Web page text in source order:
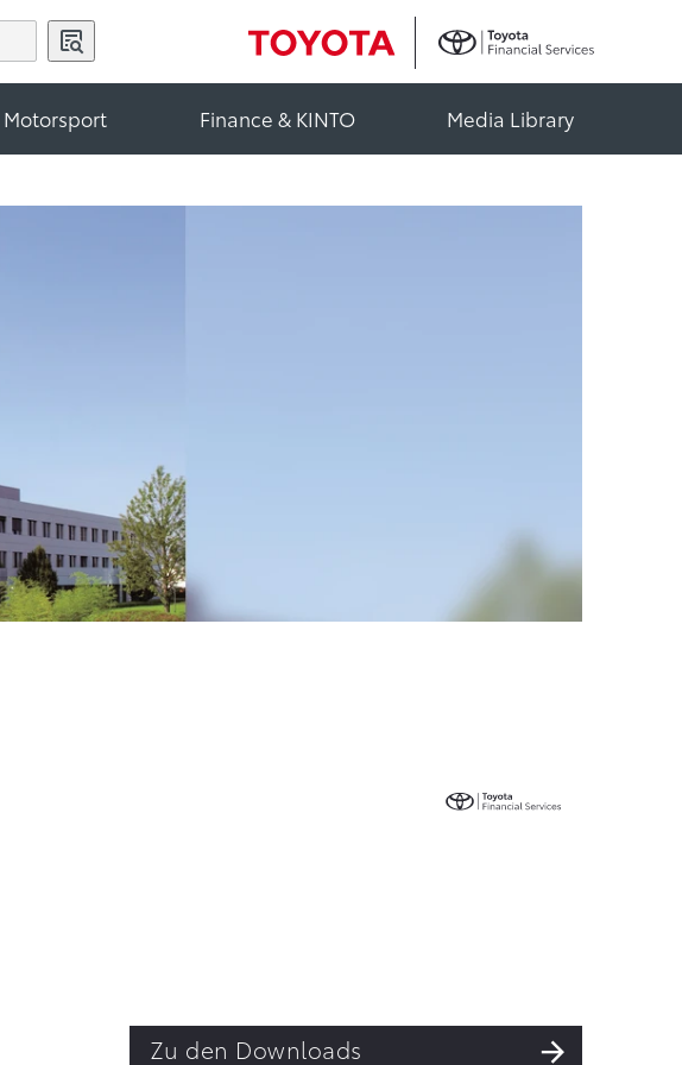
Motorsport Finance & KINTO Media Library
Zu den Downloads